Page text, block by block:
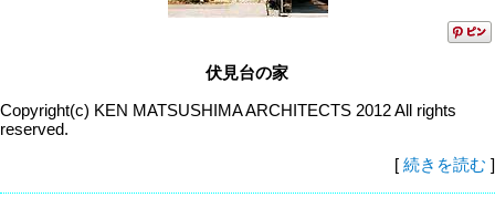
伏見台の家
Copyright(c) KEN MATSUSHIMA ARCHITECTS 2012 All rights
reserved.
[ 続きを読む ]